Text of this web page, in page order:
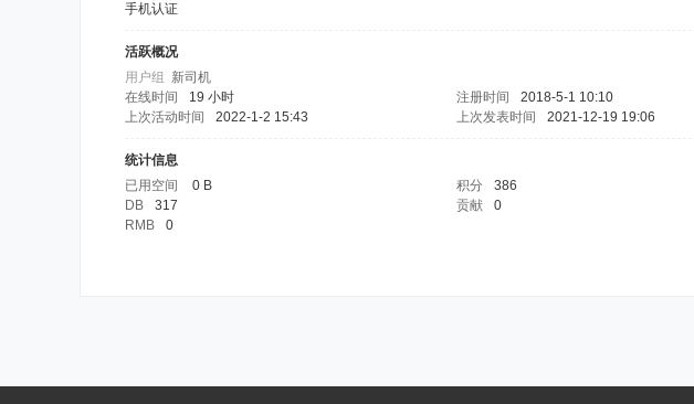
手机认证
活跃概况
用户组 新司机
在线时间
19 小时 注册时间 2018-5-1 10:10
上次活动时间
2022-1-2 15:43 上次发表时间 2021-12-19 19:06
统计信息
已用空间
0 B 积分 386
DB
317 贡献 0
RMB
0